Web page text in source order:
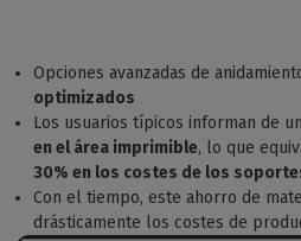
Opciones avanzadas de
optimizados
Los usuarios típicos informan de un
en el área imprimible, lo que
30% en los costes de los
Con el tiempo, este ahorro de
drásticamente los costes de